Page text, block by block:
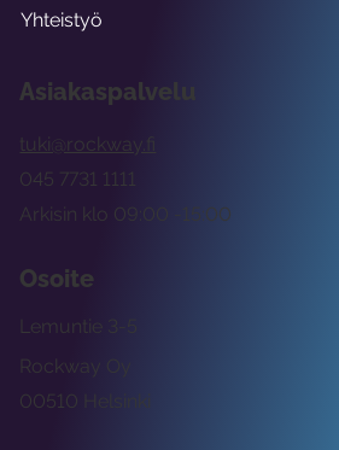
Asiakaspalvelu
tuki@rockway.fi
Arkisin klo 09:00 -15:00
045 7731 1111
Osoite
Rockway Oy
Lemuntie 3-5
00510 Helsinki
Yhteistyö